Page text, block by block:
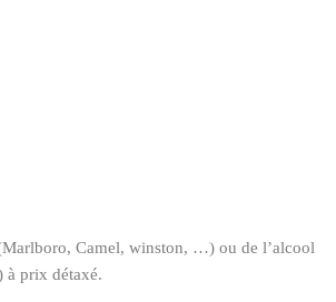
Camel, winston, …) ou de l’alcool
prix détaxé.